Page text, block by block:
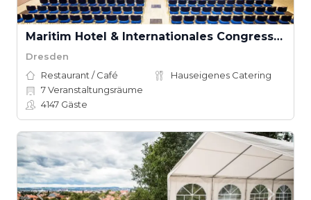
Maritim Hotel & Internationales Congress Center Dresden
Dresden
Restaurant / Café
Hauseigenes Catering
7Veranstaltungsräume
4147 Gäste